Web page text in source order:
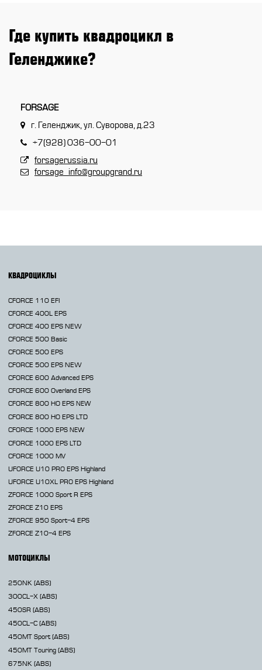
Где купить квадроцикл в
Геленджике?
FORSAGE
г. Геленджик, ул. Суворова, д.23
+7(928) 036-00-01
forsagerussia.ru
forsage_info@groupgrand.ru
КВАДРОЦИКЛЫ
CFORCE 110 EFI
CFORCE 400L EPS
CFORCE 400 EPS NEW
CFORCE 500 Basic
CFORCE 500 EPS
CFORCE 500 EPS NEW
CFORCE 600 Advanced EPS
CFORCE 600 Overland EPS
CFORCE 800 HO EPS NEW
CFORCE 800 HO EPS LTD
CFORCE 1000 EPS NEW
CFORCE 1000 EPS LTD
CFORCE 1000 MV
UFORCE U10 PRO EPS Highland
UFORCE U10XL PRO EPS Highland
ZFORCE 1000 Sport R EPS
ZFORCE Z10 EPS
ZFORCE 950 Sport-4 EPS
ZFORCE Z10-4 EPS
МОТОЦИКЛЫ
250NK (ABS)
300CL-X (ABS)
450SR (ABS)
450CL-C (ABS)
450MT Sport (ABS)
450MT Touring (ABS)
675NK (ABS)